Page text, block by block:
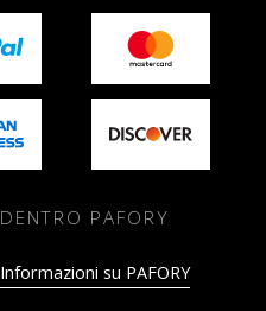
DENTRO PAFORY
Informazioni su PAFORY